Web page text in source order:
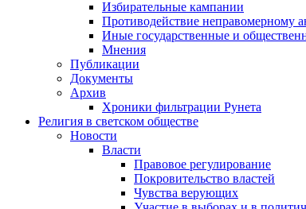
Избирательные кампании
Противодействие неправомерному
Иные государственные и
Мнения
Публикации
Документы
Архив
Хроники фильтрации Рунета
Религия в светском обществе
Новости
Власти
Правовое регулирование
Покровительство властей
Чувства верующих